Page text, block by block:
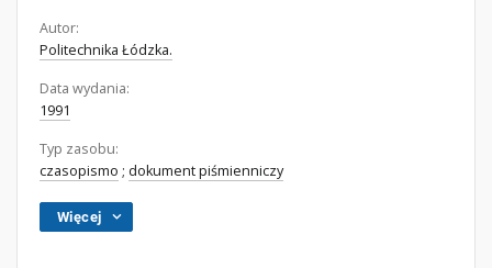
Autor:
Politechnika Łódzka.
Data wydania:
1991
Typ zasobu:
czasopismo ; dokument piśmienniczy
Więcej